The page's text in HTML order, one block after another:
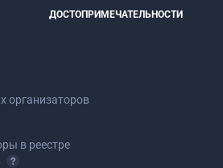
ДОСТОПРИМЕЧАТЕЛЬНОСТИ
организаторов
в реестре